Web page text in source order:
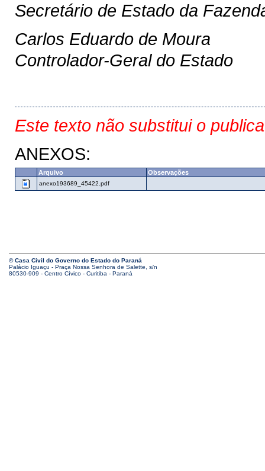
Secretário de Estado da
Carlos Eduardo de Moura
Controlador-Geral do Estado
Este texto não substitui o
ANEXOS:
Arquivo Observações
anexo193689_45422.pdf
© Casa Civil do Governo do Estado do Paraná
Palácio Iguaçu - Praça Nossa Senhora de Salette, s/n
80530-909 - Centro Cívico - Curitiba - Paraná